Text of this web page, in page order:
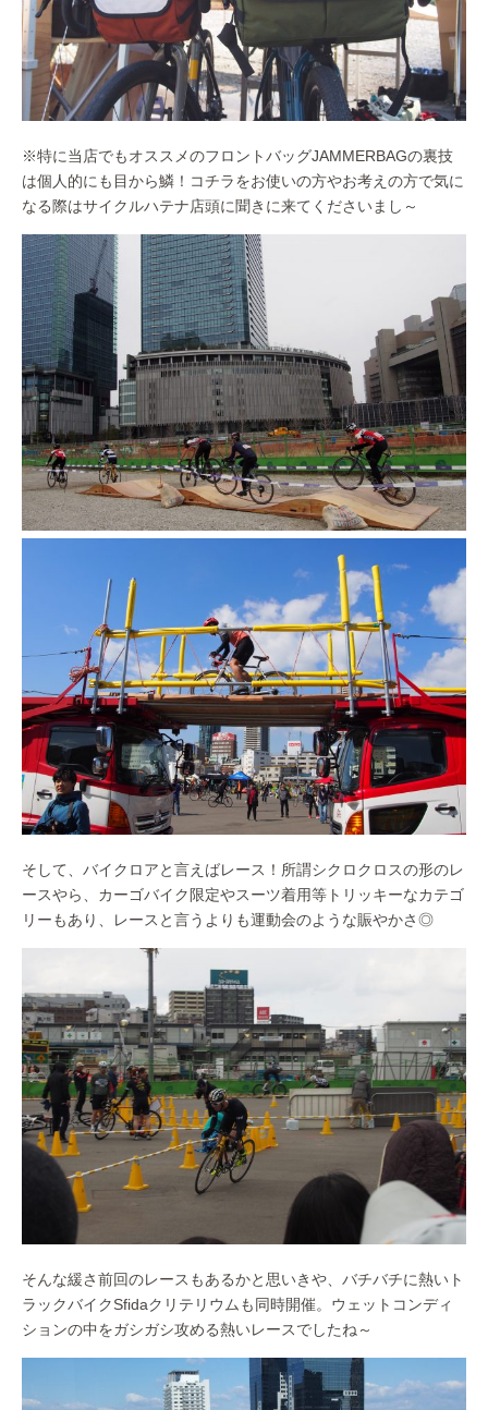
※特に当店でもオススメのフロントバッグJAMMERBAGの裏技
は個人的にも目から鱗！コチラをお使いの方やお考えの方で気に
なる際はサイクルハテナ店頭に聞きに来てくださいまし～
そして、バイクロアと言えばレース！所謂シクロクロスの形のレ
ースやら、カーゴバイク限定やスーツ着用等トリッキーなカテゴ
リーもあり、レースと言うよりも運動会のような賑やかさ◎
そんな緩さ前回のレースもあるかと思いきや、バチバチに熱いト
ラックバイクSfidaクリテリウムも同時開催。ウェットコンディ
ションの中をガシガシ攻める熱いレースでしたね～